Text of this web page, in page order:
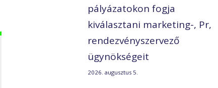
pályázatokon fogja
kiválasztani marketing-, Pr,
rendezvényszervező
ügynökségeit
2026. augusztus 5.